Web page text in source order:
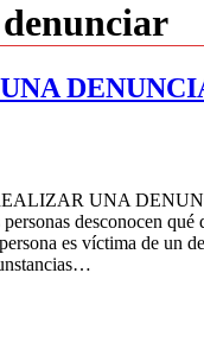
UNA
desconocen
es víctima de un